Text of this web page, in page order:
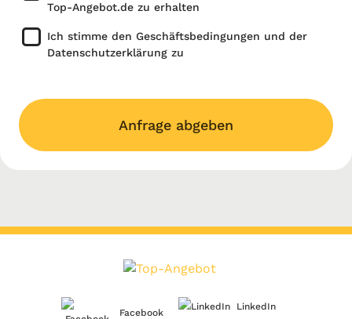
Top-Angebot.de zu erhalten
Ich stimme den Geschäftsbedingungen und der
Datenschutzerklärung zu
Anfrage abgeben
Facebook
LinkedIn